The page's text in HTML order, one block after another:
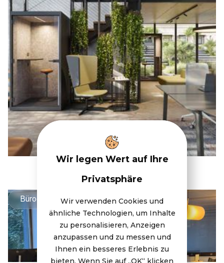
Büroeinrichtung
Wir legen Wert auf Ihre
Privatsphäre
Wir verwenden Cookies und
ähnliche Technologien, um Inhalte
zu personalisieren, Anzeigen
anzupassen und zu messen und
Ihnen ein besseres Erlebnis zu
bieten. Wenn Sie auf „OK“ klicken